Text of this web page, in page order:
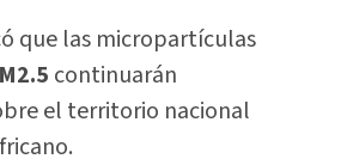
que las micropartículas
continuarán
el territorio nacional